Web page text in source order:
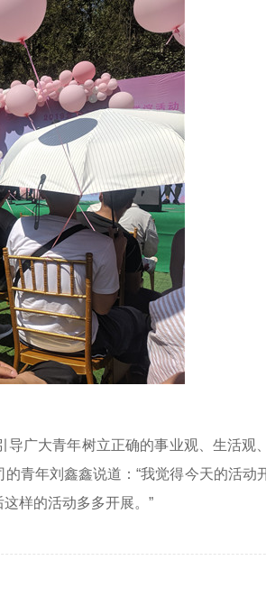
广大青年树立正确的事业观、生活观
青年刘鑫鑫说道：“我觉得今天的活动
样的活动多多开展。”